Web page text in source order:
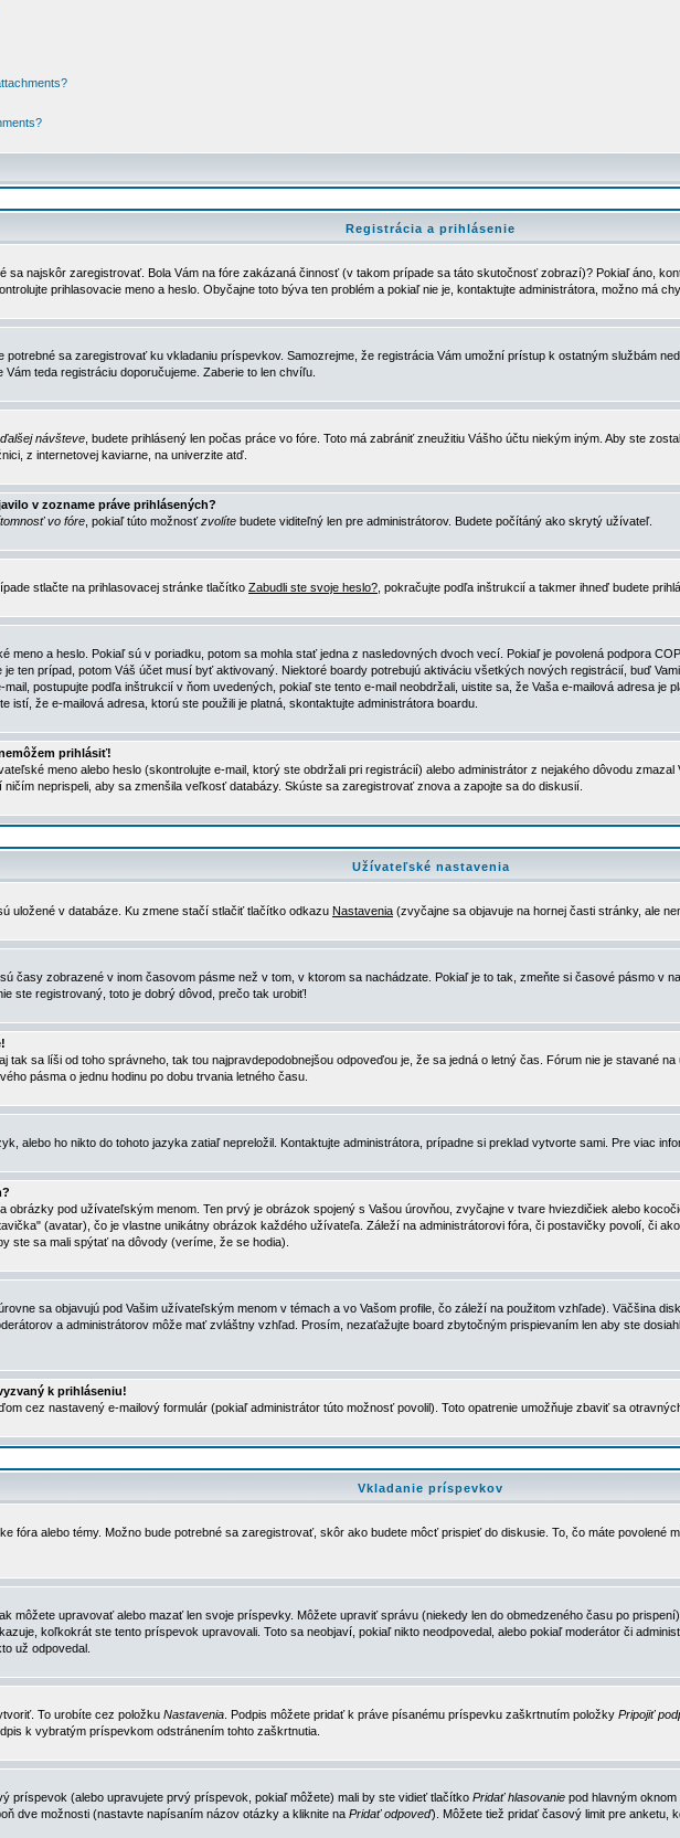
Registrácia a prihlásenie
sa najskôr zaregistrovať. Bola Vám na fóre zakázaná činnosť (v takom prípade sa táto skutočnosť zobrazí)? Pokiaľ áno,
prihlasovacie meno a heslo. Obyčajne toto býva ten problém a pokiaľ nie je, kontaktujte administrátora, možno má
potrebné sa zaregistrovať ku vkladaniu príspevkov. Samozrejme, že registrácia Vám umožní prístup k ostatným službám
teda registráciu doporučujeme. Zaberie to len chvíľu.
návšteve , budete prihlásený len počas práce vo fóre. Toto má zabrániť zneužitiu Vášho účtu niekým iným. Aby ste
z internetovej kaviarne, na univerzite atď.
v zozname práve prihlásených?
vo fóre , pokiaľ túto možnosťzvolíte budete viditeľný len pre administrátorov. Budete počítáný ako skrytý užívateľ.
stlačte na prihlasovacej stránke tlačítko Zabudli ste svoje heslo? , pokračujte podľa inštrukcií a takmer ihneď budete
meno a heslo. Pokiaľ sú v poriadku, potom sa mohla stať jedna z nasledovných dvoch vecí. Pokiaľ je povolená podpora
ten prípad, potom Váš účet musí byť aktivovaný. Niektoré boardy potrebujú aktiváciu všetkých nových registrácií, buď
postupujte podľa inštrukcií v ňom uvedených, pokiaľ ste tento e-mail neobdržali, uistite sa, že Vaša e-mailová adresa
že e-mailová adresa, ktorú ste použili je platná, skontaktujte administrátora boardu.
prihlásiť!
meno alebo heslo (skontrolujte e-mail, ktorý ste obdržali pri registrácií) alebo administrátor z nejakého dôvodu
neprispeli, aby sa zmenšila veľkosť databázy. Skúste sa zaregistrovať znova a zapojte sa do diskusií.
Užívateľské nastavenia
uložené v databáze. Ku zmene stačí stlačiť tlačítko odkazu Nastavenia (zvyčajne sa objavuje na hornej časti stránky, ale
časy zobrazené v inom časovom pásme než v tom, v ktorom sa nachádzate. Pokiaľ je to tak, zmeňte si časové pásmo v
ste registrovaný, toto je dobrý dôvod, prečo tak urobiť!
sa líši od toho správneho, tak tou najpravdepodobnejšou odpoveďou je, že sa jedná o letný čas. Fórum nie je stavané
pásma o jednu hodinu po dobu trvania letného času.
alebo ho nikto do tohoto jazyka zatiaľ nepreložil. Kontaktujte administrátora, prípadne si preklad vytvorte sami. Pre viac
obrázky pod užívateľským menom. Ten prvý je obrázok spojený s Vašou úrovňou, zvyčajne v tvare hviezdičiek alebo
(avatar), čo je vlastne unikátny obrázok každého užívateľa. Záleží na administrátorovi fóra, či postavičky povolí, či
ste sa mali spýtať na dôvody (veríme, že se hodia).
sa objavujú pod Vašim užívateľským menom v témach a vo Vašom profile, čo záleží na použitom vzhľade). Väčšina
a administrátorov môže mať zvláštny vzhľad. Prosím, nezaťažujte board zbytočným prispievaním len aby ste
k prihláseniu!
cez nastavený e-mailový formulár (pokiaľ administrátor túto možnosť povolil). Toto opatrenie umožňuje zbaviť sa
Vkladanie príspevkov
fóra alebo témy. Možno bude potrebné sa zaregistrovať, skôr ako budete môcť prispieť do diskusie. To, čo máte povolené
môžete upravovať alebo mazať len svoje príspevky. Môžete upraviť správu (niekedy len do obmedzeného času po
koľkokrát ste tento príspevok upravovali. Toto sa neobjaví, pokiaľ nikto neodpovedal, alebo pokiaľ moderátor či
už odpovedal.
To urobíte cez položku Nastavenia . Podpis môžete pridať k práve písanému príspevku zaškrtnutím položky Pripojiť
k vybratým príspevkom odstránením tohto zaškrtnutia.
príspevok (alebo upravujete prvý príspevok, pokiaľ môžete) mali by ste vidieť tlačítko Pridať hlasovanie pod hlavným
dve možnosti (nastavte napísaním názov otázky a kliknite na Pridať odpoveď). Môžete tiež pridať časový limit pre anketu,